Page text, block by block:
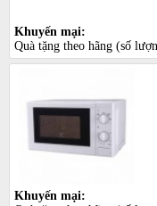
Khuyến mại:
Quà tặng theo hãng (số
Khuyến mại: